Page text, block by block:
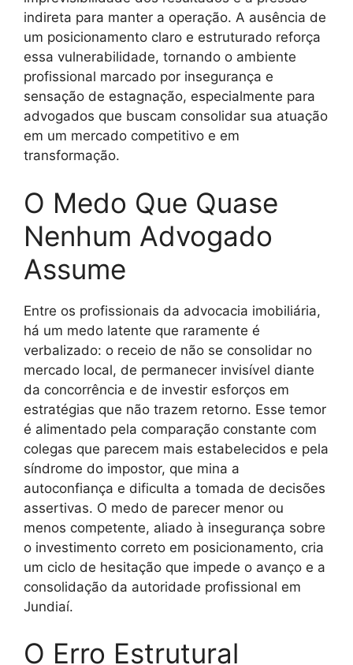
indireta para manter a operação. A ausência de
um posicionamento claro e estruturado reforça
essa vulnerabilidade, tornando o ambiente
profissional marcado por insegurança e
sensação de estagnação, especialmente para
advogados que buscam consolidar sua atuação
em um mercado competitivo e em
transformação.
O Medo Que Quase
Nenhum Advogado
Assume
Entre os profissionais da advocacia imobiliária,
há um medo latente que raramente é
verbalizado: o receio de não se consolidar no
mercado local, de permanecer invisível diante
da concorrência e de investir esforços em
estratégias que não trazem retorno. Esse temor
é alimentado pela comparação constante com
colegas que parecem mais estabelecidos e pela
síndrome do impostor, que mina a
autoconfiança e dificulta a tomada de decisões
assertivas. O medo de parecer menor ou
menos competente, aliado à insegurança sobre
o investimento correto em posicionamento, cria
um ciclo de hesitação que impede o avanço e a
consolidação da autoridade profissional em
Jundiaí.
O Erro Estrutural